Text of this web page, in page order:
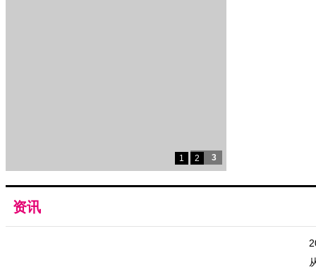
1 2 3
1 2 3
资讯